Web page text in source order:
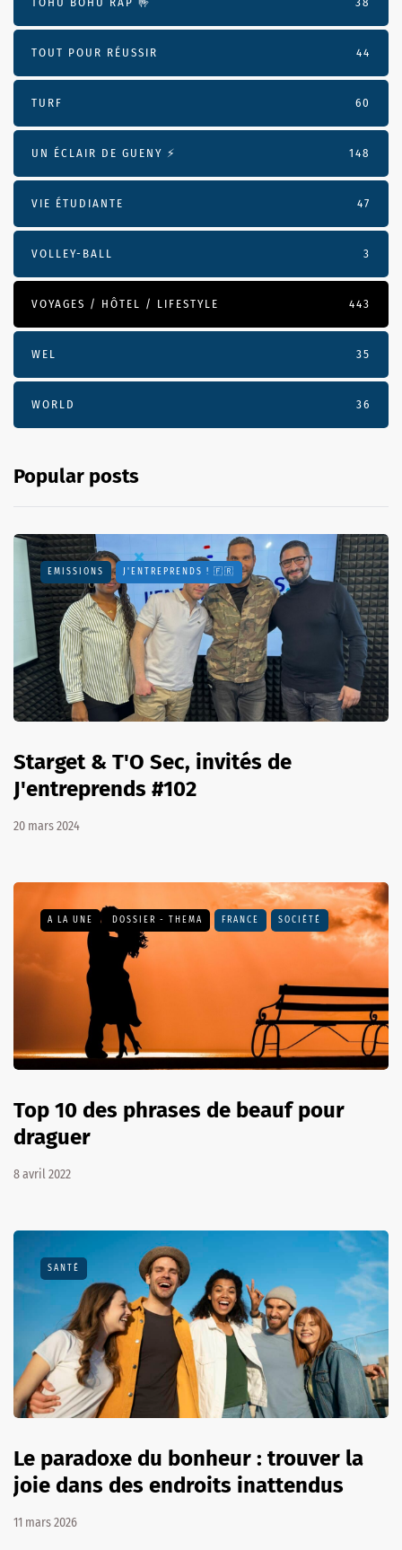
TOUT POUR RÉUSSIR 44
TURF 60
UN ÉCLAIR DE GUENY ⚡️ 148
VIE ÉTUDIANTE 47
VOLLEY-BALL 3
VOYAGES / HÔTEL / LIFESTYLE 443
WEL 35
WORLD 36
Popular posts
EMISSIONS J'ENTREPRENDS ! 🇫🇷
Starget & T'O Sec, invités de
J'entreprends #102
20 mars 2024
A LA UNE DOSSIER - THEMA FRANCE SOCIÉTÉ
Top 10 des phrases de beauf pour
draguer
8 avril 2022
SANTÉ
Le paradoxe du bonheur : trouver la
joie dans des endroits inattendus
11 mars 2026